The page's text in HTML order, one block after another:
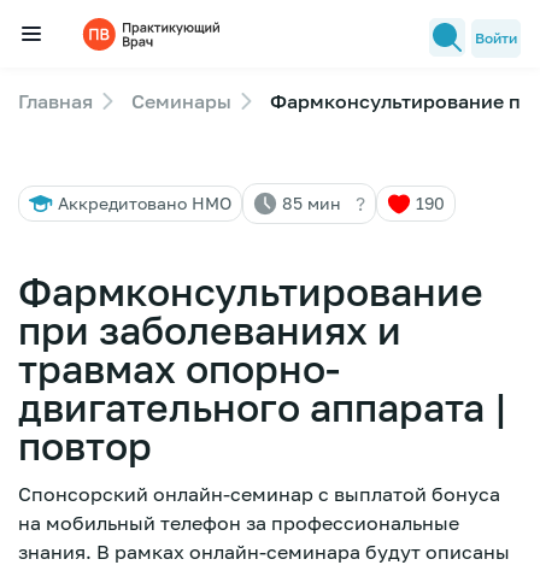
Семинары
Лекторы
Войти
Главная Семинары Фармконсультирование
Аккредитовано НМО 85 мин ? 190
Фармконсультирование
при заболеваниях и
травмах опорно-
двигательного аппарата |
повтор
Спонсорский онлайн-семинар с выплатой бонуса
на мобильный телефон за профессиональные
знания. В рамках онлайн-семинара будут описаны